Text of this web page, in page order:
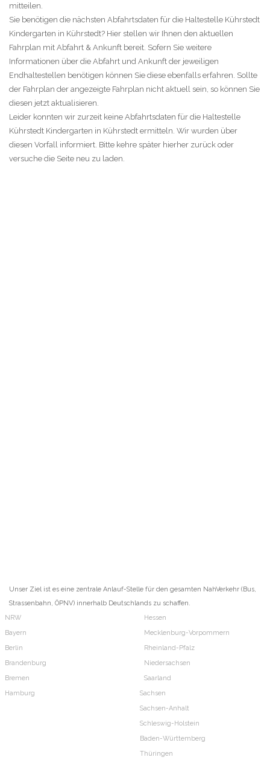
mitteilen.
Sie benötigen die nächsten Abfahrtsdaten für die Haltestelle Kührstedt
Kindergarten in Kührstedt? Hier stellen wir Ihnen den aktuellen
Fahrplan mit Abfahrt & Ankunft bereit. Sofern Sie weitere
Informationen über die Abfahrt und Ankunft der jeweiligen
Endhaltestellen benötigen können Sie diese ebenfalls erfahren. Sollte
der Fahrplan der angezeigte Fahrplan nicht aktuell sein, so können Sie
diesen jetzt aktualisieren.
Leider konnten wir zurzeit keine Abfahrtsdaten für die Haltestelle
Kührstedt Kindergarten in Kührstedt ermitteln. Wir wurden über
diesen Vorfall informiert. Bitte kehre später hierher zurück oder
versuche die Seite neu zu laden.
Unser Ziel ist es eine zentrale Anlauf-Stelle für den gesamten NahVerkehr (Bus,
Strassenbahn, ÖPNV) innerhalb Deutschlands zu schaffen.
NRW
Bayern
Berlin
Brandenburg
Bremen
Hamburg
Hessen
Mecklenburg-Vorpommern
Rheinland-Pfalz
Niedersachsen
Saarland
Sachsen
Sachsen-Anhalt
Schleswig-Holstein
Baden-Württemberg
Thüringen